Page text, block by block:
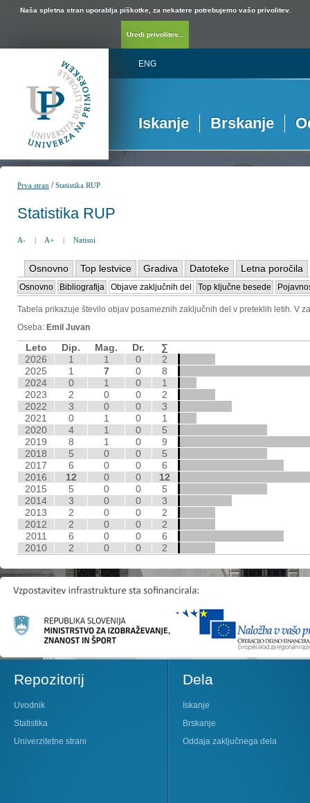
Naša spletna stran uporablja piškotke, za nekatere potrebujemo vašo privolitev.
Uredi privolitev...
ENG
Iskanje Brskanje
Prva stran /Statistika RUP
Statistika RUP
A- | A+ | Natisni
Osnovno Top lestvice Gradiva Datoteke Letna poročila
Osnovno Bibliografija Objave zaključnih del Top ključne besede
Tabela prikazuje število objav posameznih zaključnih del v preteklih letih. V
Oseba: Emil Juvan
Leto Dip. Mag. Dr.
∑
2026
1 1 0
2
2025
1 7 0
8
2024
0 1 0
1
2023
2 0 0
2
2022
3 0 0
3
2021
0 1 0
1
2020
4 1 0
5
2019
8 1 0
9
2018
5 0 0
5
2017
6 0 0
6
2016
12 0 0
12
2015
5 0 0
5
2014
3 0 0
3
2013
2 0 0
2
2012
2 0 0
2
2011
6 0 0
6
2010
2 0 0 2
Repozitorij
Uvodnik
Statistika
Univerzitetne strani
Dela
Iskanje
Brskanje
Oddaja zaključnega dela